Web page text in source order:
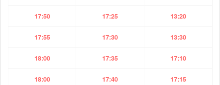
17:50 17:25 13:20
17:55 17:30 13:30
18:00 17:35 17:10
18:00 17:40 17:15